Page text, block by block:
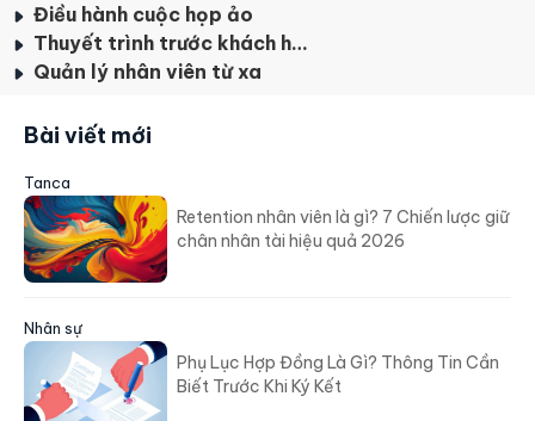
Điều hành cuộc họp ảo
Thuyết trình trước khách hàng
Quản lý nhân viên từ xa
Bài viết mới
Tanca
Retention nhân viên là gì? 7 Chiến lược giữ
chân nhân tài hiệu quả 2026
Nhân sự
Phụ Lục Hợp Đồng Là Gì? Thông Tin Cần
Biết Trước Khi Ký Kết